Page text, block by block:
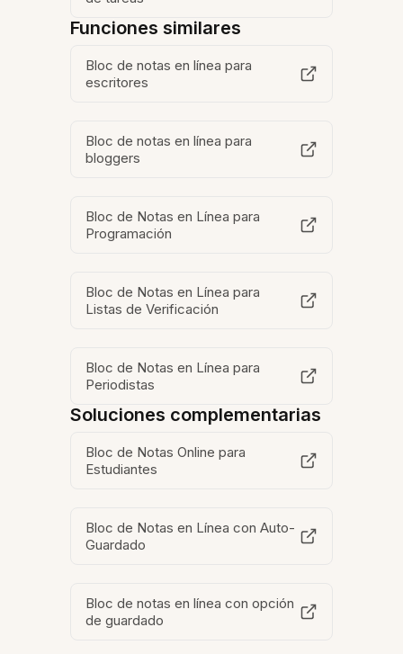
Funciones similares
Bloc de notas en línea para
escritores
Bloc de notas en línea para
bloggers
Bloc de Notas en Línea para
Programación
Bloc de Notas en Línea para
Listas de Verificación
Bloc de Notas en Línea para
Periodistas
Soluciones complementarias
Bloc de Notas Online para
Estudiantes
Bloc de Notas en Línea con Auto-
Guardado
Bloc de notas en línea con opción
de guardado